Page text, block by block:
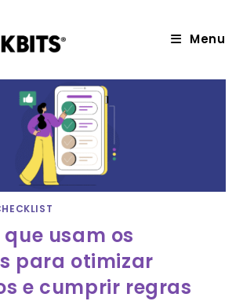
Menu
usam os
para otimizar
e cumprir regras